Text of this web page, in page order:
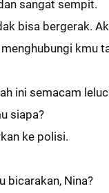
sangat sempit.
bisa bergerak.
kmu
ini semacam
siapa?
ke polisi.
bicarakan, Nina?